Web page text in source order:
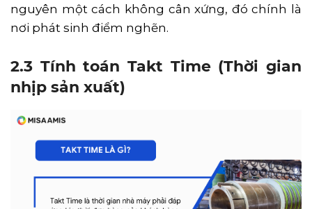
nguyên một cách không cân xứng, đó chính là
nơi phát sinh điểm nghẽn.
2.3 Tính toán Takt Time (Thời gian
nhịp sản xuất)